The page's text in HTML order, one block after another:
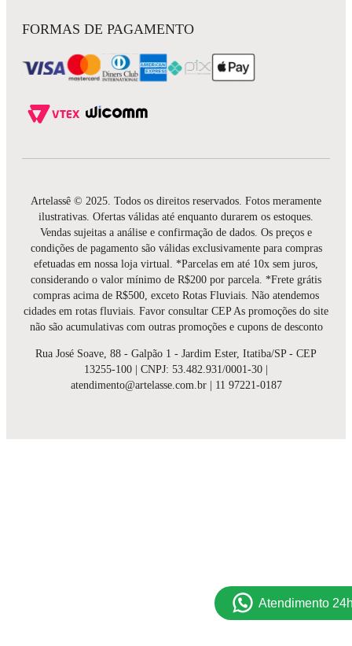
FORMAS DE PAGAMENTO
Artelassê © 2025. Todos os direitos reservados. Fotos meramente
ilustrativas. Ofertas válidas até enquanto durarem os estoques.
Vendas sujeitas a análise e confirmação de dados. Os preços e
condições de pagamento são válidas exclusivamente para compras
efetuadas em nossa loja virtual. *Parcelas em até 10x sem juros,
considerando o valor mínimo de R$200 por parcela. *Frete grátis
compras acima de R$500, exceto Rotas Fluviais. Não atendemos
cidades em rotas fluviais. Favor consultar CEP As promoções do site
não são acumulativas com outras promoções e cupons de desconto
Rua José Soave, 88 - Galpão 1 - Jardim Ester, Itatiba/SP - CEP
13255-100 | CNPJ: 53.482.931/0001-30 |
atendimento@artelasse.com.br | 11 97221-0187
Atendimento